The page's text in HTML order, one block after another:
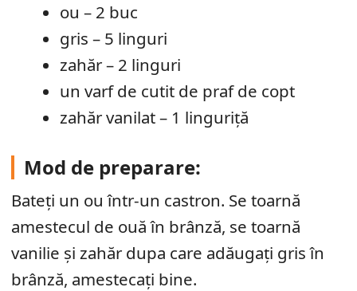
ou – 2 buc
gris – 5 linguri
zahăr – 2 linguri
un varf de cutit de praf de copt
zahăr vanilat – 1 linguriță
Mod de preparare:
Bateți un ou într-un castron. Se toarnă
amestecul de ouă în brânză, se toarnă
vanilie și zahăr dupa care adăugați gris în
brânză, amestecați bine.